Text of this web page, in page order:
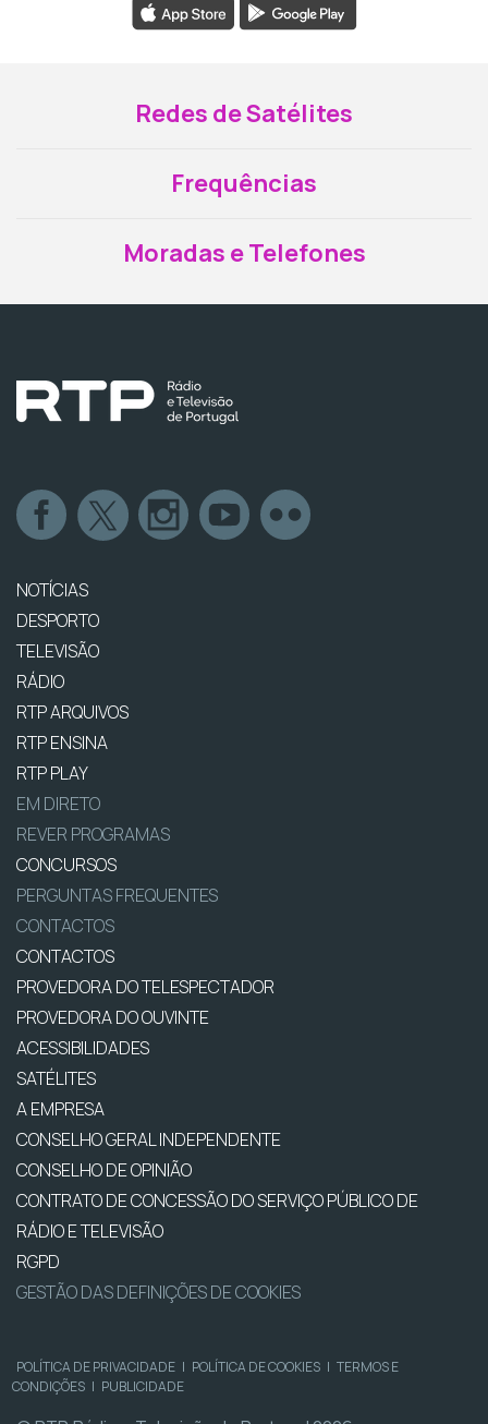
Redes de Satélites
Frequências
Moradas e Telefones
NOTÍCIAS
DESPORTO
TELEVISÃO
RÁDIO
RTP ARQUIVOS
RTP ENSINA
RTP PLAY
EM DIRETO
REVER PROGRAMAS
CONCURSOS
PERGUNTAS FREQUENTES
CONTACTOS
CONTACTOS
PROVEDORA DO TELESPECTADOR
PROVEDORA DO OUVINTE
ACESSIBILIDADES
SATÉLITES
A EMPRESA
CONSELHO GERAL INDEPENDENTE
CONSELHO DE OPINIÃO
CONTRATO DE CONCESSÃO DO SERVIÇO PÚBLICO DE
RÁDIO E TELEVISÃO
RGPD
GESTÃO DAS DEFINIÇÕES DE COOKIES
POLÍTICA DE PRIVACIDADE | POLÍTICA DE COOKIES | TERMOS E
CONDIÇÕES | PUBLICIDADE